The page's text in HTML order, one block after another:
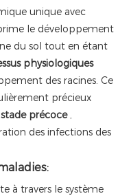
unique avec
le développement
du sol tout en étant
physiologiques
des racines. Ce
précieux
précoce ,
des infections des
à travers le système